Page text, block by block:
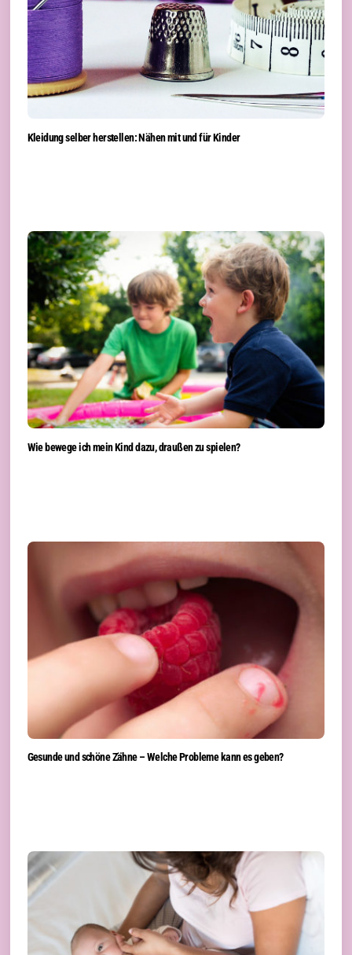
Kleidung selber herstellen: Nähen mit und für Kinder
Wie bewege ich mein Kind dazu, draußen zu spielen?
Gesunde und schöne Zähne – Welche Probleme kann es geben?